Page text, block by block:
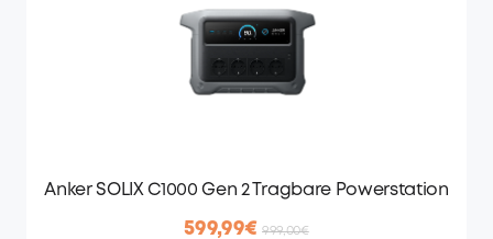
Anker SOLIX C1000 Gen 2 Tragbare Powerstation
599,99€ 999,00€